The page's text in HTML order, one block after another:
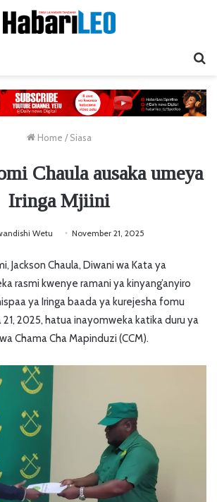
Home / Siasa
Chaula ausaka umeya
Iringa Mjiini
Wetu November 21, 2025
Jackson Chaula, Diwani wa Kata ya
rasmi kwenye ramani ya kinyang’anyiro
ya Iringa baada ya kurejesha fomu
2025, hatua inayomweka katika duru ya
Chama Cha Mapinduzi (CCM).